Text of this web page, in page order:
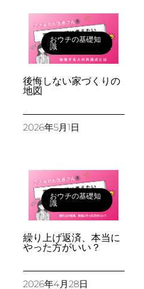
おウチの基礎知
識
後悔しない家づくりの
地図
2026年5月1日
おウチの基礎知
識
繰り上げ返済、本当に
やった方がいい？
2026年4月28日